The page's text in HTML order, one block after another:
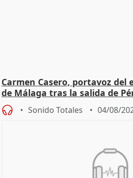
Carmen Casero, portavoz del
de Málaga tras la salida de
Sonido Totales 04/08/